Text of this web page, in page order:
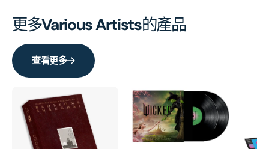
更多Various Artists的產品
查看更多